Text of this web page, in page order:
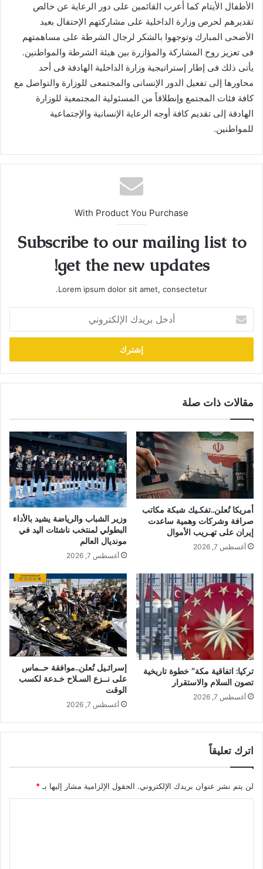
الأطفال الأيتام كما أعرب القائمين على دور الرعاية عن خالص
تقديرهم لحرص وزارة الداخلية على مشاركتهم الإحتفال بعيد
الأضحى المبارك وتوجهوا بالشكر لرجال الشرطة على مساهمتهم
فى تعزيز روح المشاركة والمؤازرة بين هيئة الشرطة والمواطنين.
يأتى ذلك فى إطار إستراتيجية وزارة الداخلية الهادفة فى أحد
محاورها إلى تفعيل الدور الإنسانى والمجتمعى للوزارة والتواصل مع
كافة فئات المجتمع وإنطلاقاً من المسئولية المجتمعية للوزارة
الهادفة إلى تقديم كافة أوجه الرعاية الإنسانية والإجتماعية
للمواطنين.
With Product You Purchase
Subscribe to our mailing list to
get the new updates!
Lorem ipsum dolor sit amet, consectetur.
بريدك
الإلكتروني
مقالات ذات صلة
أمريكا تُعلن..تفكـيك شبكة مكاتب
صرافة وشركات وهمية ساعدت
إيران على تهـريب الأموال
أغسطس 7, 2026
وزير الشباب والرياضة يشيد بالأداء
البطولي لمنتخب ناشئات اليد في
مونديال العالم
أغسطس 7, 2026
تركيا: اتفاقية مكة” خطوة تاريخية
تصون السلام والاستقرار
أغسطس 7, 2026
إسرائـيل تُعلن..موافقة حــماس
على نــزع السـلاح خـدعة لكسب
الوقت
أغسطس 7, 2026
اترك تعليقاً
لن يتم نشر عنوان بريدك الإلكتروني. الحقول الإلزامية مشار إليها بـ*